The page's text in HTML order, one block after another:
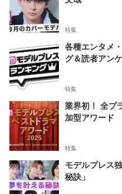
特集
各種エンタメ
グ＆読者アン
特集
業界初！ 全プ
加型アワード
特集
モデルプレス
秘訣」